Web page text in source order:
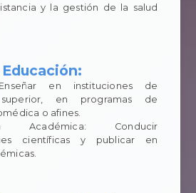
y la gestión de la salud
en instituciones de
en programas de
o afines.
Académica: Conducir
científicas y publicar en